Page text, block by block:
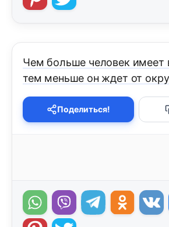
Чем больше человек имеет
тем меньше он ждет от
Поделиться!